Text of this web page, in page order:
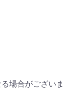
場合がございま